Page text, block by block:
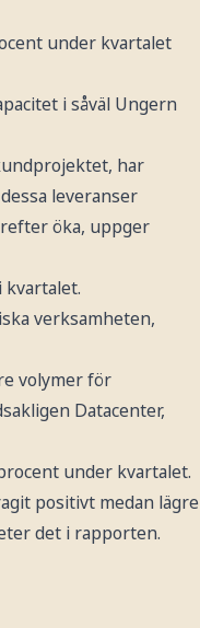
under kvartalet
i såväl Ungern
har
leveranser
öka, uppger
kvartalet.
verksamheten,
volymer för
Datacenter,
under kvartalet.
positivt medan lägre
det i rapporten.